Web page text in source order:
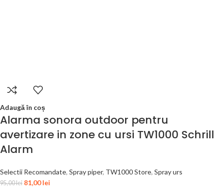
Adaugă în coș
Alarma sonora outdoor pentru
avertizare in zone cu ursi TW1000 Schrill
Alarm
Selectii Recomandate, Spray piper, TW1000 Store, Spray urs
95,00lei 81,00lei